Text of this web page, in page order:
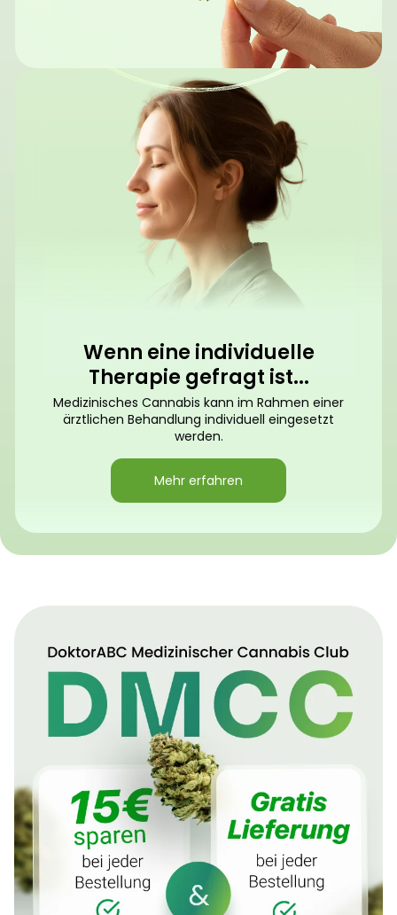
Wenn eine individuelle
Therapie gefragt ist...
Medizinisches Cannabis kann im Rahmen einer
ärztlichen Behandlung individuell eingesetzt
werden.
Mehr erfahren